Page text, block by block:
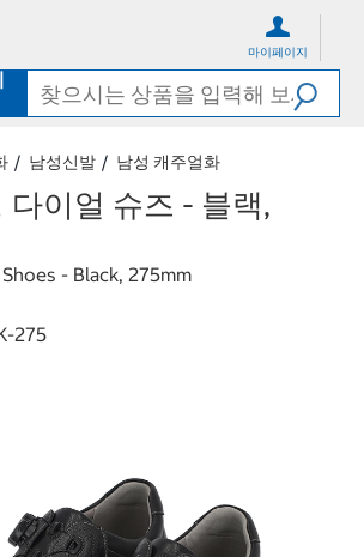
마이페이지
남성신발 남성 캐주얼화
다이얼 슈즈 - 블랙,
- Black, 275mm
275